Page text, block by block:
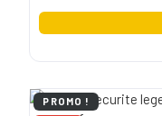
PROMO !